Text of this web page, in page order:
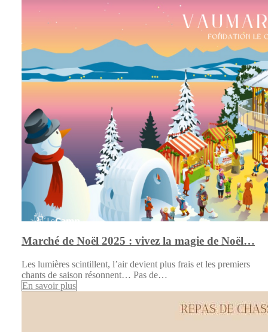
Marché de Noël 2025 : vivez la magie de Noël…
Les lumières scintillent, l’air devient plus frais et les premiers
chants de saison résonnent… Pas de…
En savoir plus